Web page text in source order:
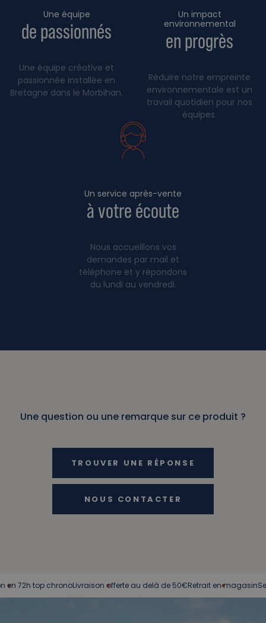
Une équipe
de passionnés
Une équipe créative et
passionnée installée en
Bretagne dans le Morbihan.
Un impact
environnemental
en progrès
Réduire notre empreinte
environnementale est un
travail quotidien pour nos
équipes.
Un service après-vente
à votre écoute
Nous accueillons vos
demandes par mail et
téléphone et y répondons
du lundi au vendredi.
Une question ou une remarque sur ce produit ?
TROUVER UNE RÉPONSE
NOUS CONTACTER
top chronoLivraison offerte au delà de 50€Retrait en magasinService